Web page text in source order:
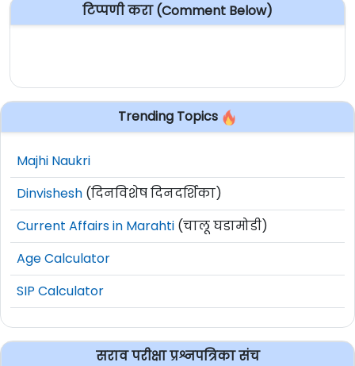
टिप्पणी करा (Comment Below)
Trending Topics
Majhi Naukri
Dinvishesh (दिनविशेष दिनदर्शिका)
Current Affairs in Marahti (चालू घडामोडी)
Age Calculator
SIP Calculator
सराव परीक्षा प्रश्नपत्रिका संच